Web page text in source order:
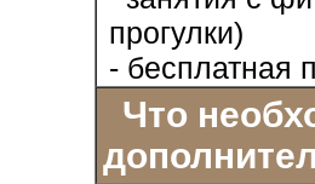
прогулки)
- бесплатная
Что